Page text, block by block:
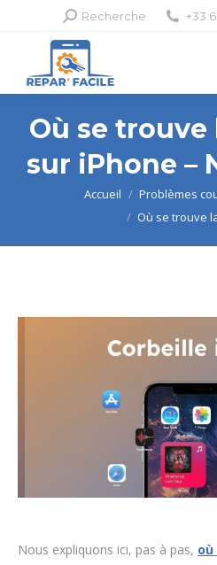
Recherche
Recherche +33
Où se
sur iPhone –
Vous êtes ici :Accueil
Problèmes
Où se trouve
Nous expliquons ici, pas à pas,